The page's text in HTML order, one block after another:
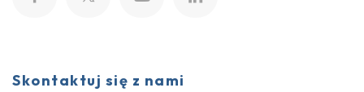
Skontaktuj się z nami